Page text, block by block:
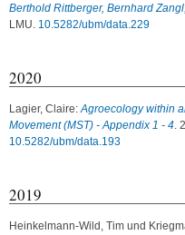
Berthold Rittberger, Bernhard
LMU. 10.5282/ubm/data.229
2020
Lagier, Claire:Agroecology within
Movement (MST) - Appendix 1 - 4.
10.5282/ubm/data.193
2019
Heinkelmann-Wild, Tim und